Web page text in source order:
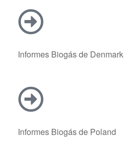
Informes Biogás de Denmark
Informes Biogás de Poland